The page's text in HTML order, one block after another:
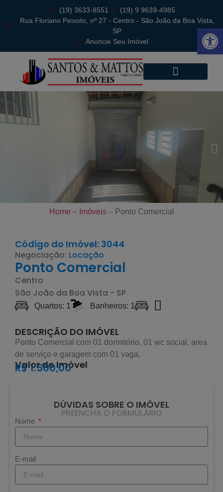
Abrir
(19) 3633-8551
(19) 9 9639-4985
Rua Floriano Peixoto, nº 27 - Centro - São João da Boa Vista,
SP
Anuncie Seu Imóvel
Home – Imóveis– Ponto Comercial
Código do Imóvel: 3044
Negociação: Locação
Ponto Comercial
Centro
São João da Boa Vista - SP
Quartos: 1 Banheiros: 1
DESCRIÇÃO DO IMÓVEL
Ponto Comercial com 01 dormitório, 01 wc social, area
de serviço e garagem com 01 vaga.
Valor do Imóvel
R$ 1.500,00
DÚVIDAS SOBRE O IMÓVEL
PREENCHA O FORMULÁRIO
Nome
E-mail